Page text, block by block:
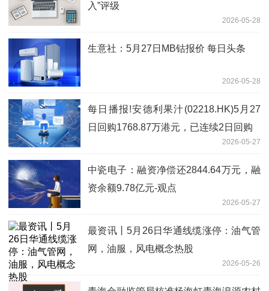
入”评级
2026-05-28
生意社：5月27日MB钴报价 每日头条
2026-05-28
每日播报!安德利果汁(02218.HK)5月27
日回购1768.87万港元，已连续2日回购
2026-05-27
中瓷电子：融资净偿还2844.64万元，融
资余额9.78亿元-观点
2026-05-27
最资讯丨5月26日华通线缆涨停：油气管
网，油服，风电概念热股
2026-05-26